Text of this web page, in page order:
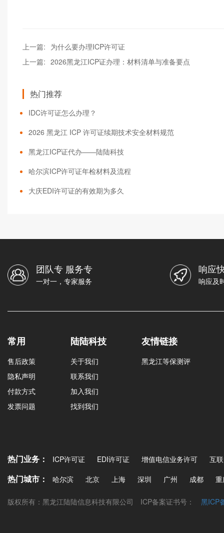
上一篇: 为什么要办理ICP许可证
上一篇: 2026黑龙江ICP证办理：材料清单与准备要点
热门推荐
IDC许可证怎么办理？
2026 黑龙江 ICP 许可证续期技术安全材料规范
黑龙江ICP证代办——陆陆科技
哈尔滨ICP许可证年检材料及流程
大庆EDI许可证的有效期为多久
团队专 服务专
一对一，专家服务
响应
响应及
常用
售后政策
隐私声明
付款方式
发票问题
陆陆科技
关于我们
联系我们
加入我们
找到我们
友情链接
黑龙江等保测评
热门业务： ICP许可证 EDI许可证 增值电信业务许可 互
热门城市： 哈尔滨 北京 上海 深圳 广州 成都
版权所有：黑龙江陆陆信息科技有限公司 ICP备案证书号： 黑ICP